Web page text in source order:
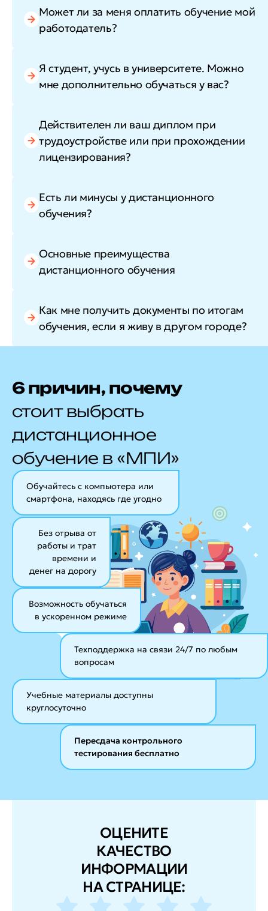
Может ли за меня оплатить обучение мой
работодатель?
Я студент, учусь в университете. Можно
мне дополнительно обучаться у вас?
Действителен ли ваш диплом при
трудоустройстве или при прохождении
лицензирования?
Есть ли минусы у дистанционного
обучения?
Основные преимущества
дистанционного обучения
Как мне получить документы по итогам
обучения, если я живу в другом городе?
6 причин, почему
стоит выбрать
дистанционное
обучение в «МПИ»
Обучайтесь с компьютера или
смартфона, находясь где угодно
Возможность обучаться
в ускоренном режиме
Без отрыва от
работы и трат
времени и
денег на дорогу
Техподдержка на связи 24/7 по любым
вопросам
Учебные материалы доступны
круглосуточно
Пересдача контрольного
тестирования бесплатно
ОЦЕНИТЕ
КАЧЕСТВО
ИНФОРМАЦИИ
НА СТРАНИЦЕ: